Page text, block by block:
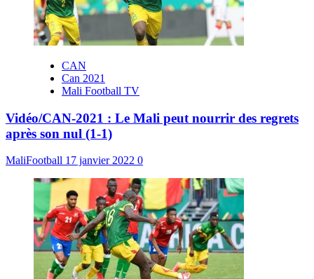
CAN
Can 2021
Mali Football TV
Vidéo/CAN-2021 : Le Mali peut nourrir des regrets
après son nul (1-1)
MaliFootball 17 janvier 2022 0